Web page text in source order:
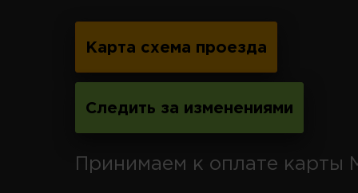
Карта схема проезда
Следить за изменениями
Принимаем к оплате карты